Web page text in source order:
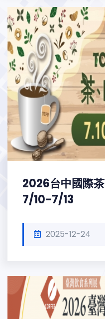
2026台中國際
7/10-7/13
2025-12-24